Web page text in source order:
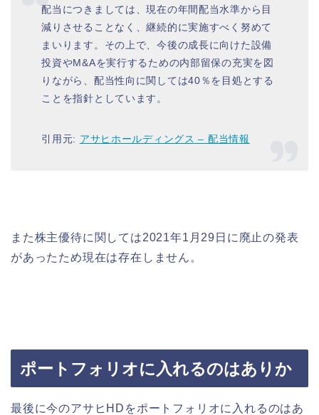
配当につきましては、現在の年間配当水準から目
減りさせることなく、継続的に実施すべく努めて
まいります。その上で、今後の成長に向けた設備
投資やM&Aを実行するための内部留保の充実を図
りながら、配当性向に関しては40％を目処とする
ことを指針としています。
引用元: アサヒホールディングス – 配当情報
また株主優待に関しては2021年1月29日に廃止の発表
があったため現在は存在しません。
ポートフォリオに入れるのはありか
最後に今のアサヒHDをポートフォリオに入れるのはあ